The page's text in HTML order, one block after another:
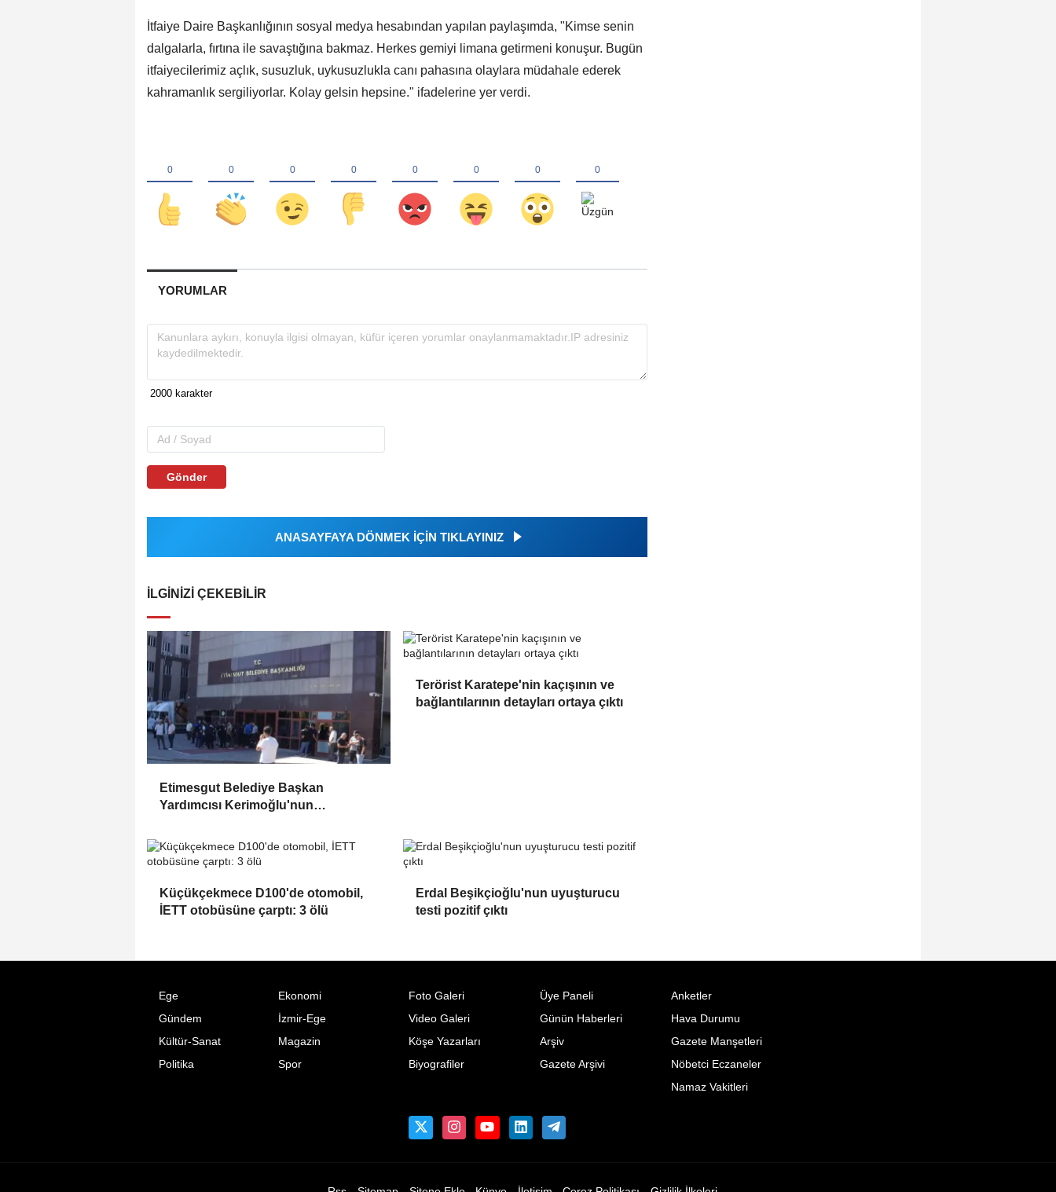
İtfaiye Daire Başkanlığının sosyal medya hesabından yapılan paylaşımda, "Kimse senin
dalgalarla, fırtına ile savaştığına bakmaz. Herkes gemiyi limana getirmeni konuşur. Bugün
itfaiyecilerimiz açlık, susuzluk, uykusuzlukla canı pahasına olaylara müdahale ederek
kahramanlık sergiliyorlar. Kolay gelsin hepsine." ifadelerine yer verdi.
YORUMLAR
Gönder
ANASAYFAYA DÖNMEK İÇİN TIKLAYINIZ
İLGINIZI ÇEKEBILIR
Etimesgut Belediye Başkan
Yardımcısı Kerimoğlu'nun
Terörist Karatepe'nin kaçışının ve
bağlantılarının detayları ortaya çıktı
Küçükçekmece D100'de otomobil,
İETT otobüsüne çarptı: 3 ölü
Erdal Beşikçioğlu'nun uyuşturucu
testi pozitif çıktı
Ege
Ekonomi
Gündem
İzmir-Ege
Kültür-Sanat
Magazin
Politika
Spor
Foto Galeri
Video Galeri
Köşe Yazarları
Biyografiler
Üye Paneli
Günün Haberleri
Arşiv
Gazete Arşivi
Anketler
Hava Durumu
Gazete Manşetleri
Nöbetci Eczaneler
Namaz Vakitleri